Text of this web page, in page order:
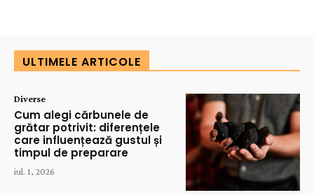
ULTIMELE ARTICOLE
Diverse
Cum alegi cărbunele de
grătar potrivit: diferențele
care influențează gustul și
timpul de preparare
iul. 1, 2026